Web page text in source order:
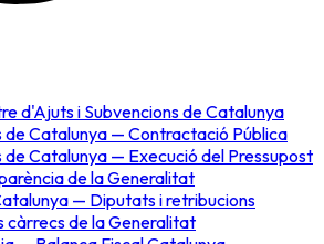
d'Ajuts i Subvencions de Catalunya
Catalunya — Contractació Pública
Catalunya — Execució del Pressupost
de la Generalitat
— Diputats i retribucions
de la Generalitat